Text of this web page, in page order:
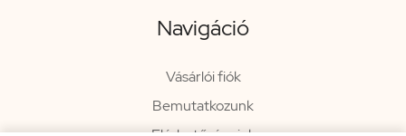
Navigáció
Vásárlói fiók
Bemutatkozunk